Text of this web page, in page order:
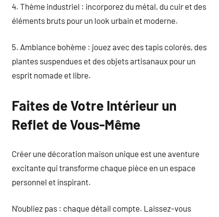
4. Thème industriel : incorporez du métal, du cuir et des
éléments bruts pour un look urbain et moderne.
5. Ambiance bohème : jouez avec des tapis colorés, des
plantes suspendues et des objets artisanaux pour un
esprit nomade et libre.
Faites de Votre Intérieur un
Reflet de Vous-Même
Créer une décoration maison unique est une aventure
excitante qui transforme chaque pièce en un espace
personnel et inspirant.
N’oubliez pas : chaque détail compte. Laissez-vous